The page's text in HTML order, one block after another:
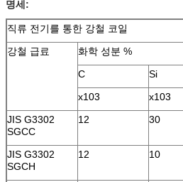
명세:
직류 전기를 통한 강철 코일
강철 급료
화학 성분 %
C
Si
x103
x103
JIS G3302
SGCC
12 30
JIS G3302
SGCH
12 10